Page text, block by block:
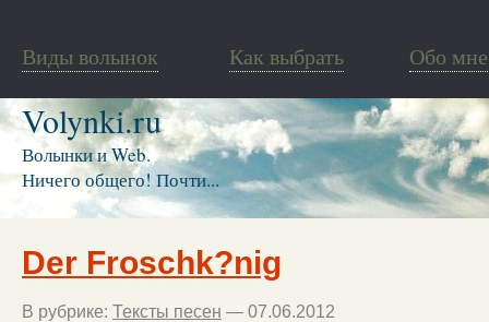
Виды волынок Как выбрать Обо мне
Volynki.ru
Волынки и Web.
Ничего общего! Почти...
Der Froschk?nig
В рубрике: Тексты песен — 07.06.2012